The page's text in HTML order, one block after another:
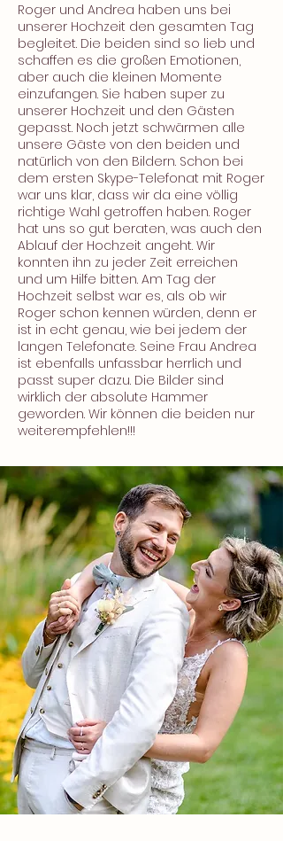
Roger und Andrea haben uns bei
unserer Hochzeit den gesamten Tag
begleitet. Die beiden sind so lieb und
schaffen es die großen Emotionen,
aber auch die kleinen Momente
einzufangen. Sie haben super zu
unserer Hochzeit und den Gästen
gepasst. Noch jetzt schwärmen alle
unsere Gäste von den beiden und
natürlich von den Bildern. Schon bei
dem ersten Skype-Telefonat mit Roger
war uns klar, dass wir da eine völlig
richtige Wahl getroffen haben. Roger
hat uns so gut beraten, was auch den
Ablauf der Hochzeit angeht. Wir
konnten ihn zu jeder Zeit erreichen
und um Hilfe bitten. Am Tag der
Hochzeit selbst war es, als ob wir
Roger schon kennen würden, denn er
ist in echt genau, wie bei jedem der
langen Telefonate. Seine Frau Andrea
ist ebenfalls unfassbar herrlich und
passt super dazu. Die Bilder sind
wirklich der absolute Hammer
geworden. Wir können die beiden nur
weiterempfehlen!!!